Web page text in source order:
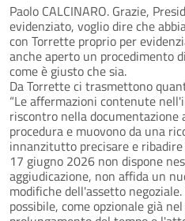
Paolo CALCINARO. Grazie,
evidenziato, voglio dire che
con Torrette proprio per
anche aperto un procedimento
come è giusto che sia.
Da Torrette ci trasmettono
“Le affermazioni contenute
riscontro nella
procedura e muovono da una
innanzitutto precisare e
17 giugno 2026 non dispone
aggiudicazione, non affida un
modifiche dell'assetto
possibile, come opzionale già